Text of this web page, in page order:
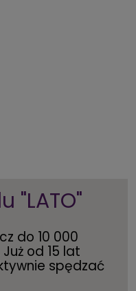
"LATO"
do 10 000
od 15 lat
spędzać